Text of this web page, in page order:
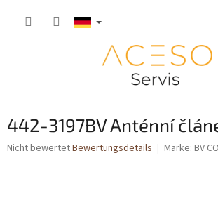
442-3197BV Anténní
Die
Nicht bewertetBewertungsdetails Marke: BV